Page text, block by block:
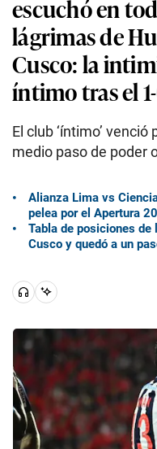
escuchó en
lágrimas de
Cusco: la
íntimo tras el
El club ‘íntimo’
medio paso de poder
Alianza Lima vs
pelea por el Apertura
Tabla de posiciones
Cusco y quedó a un